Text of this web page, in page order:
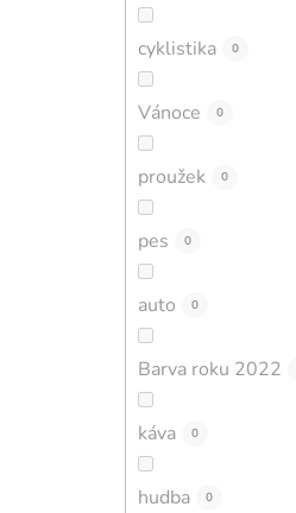
cyklistika 0
Vánoce 0
proužek 0
pes 0
auto 0
Barva roku 2022
káva 0
hudba 0